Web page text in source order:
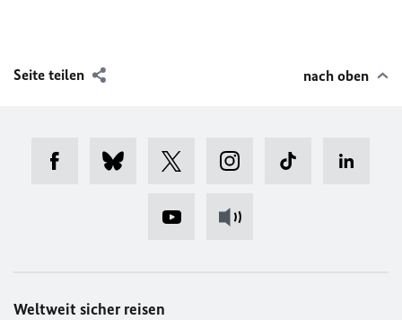
Seite teilen nach oben
Weltweit sicher reisen